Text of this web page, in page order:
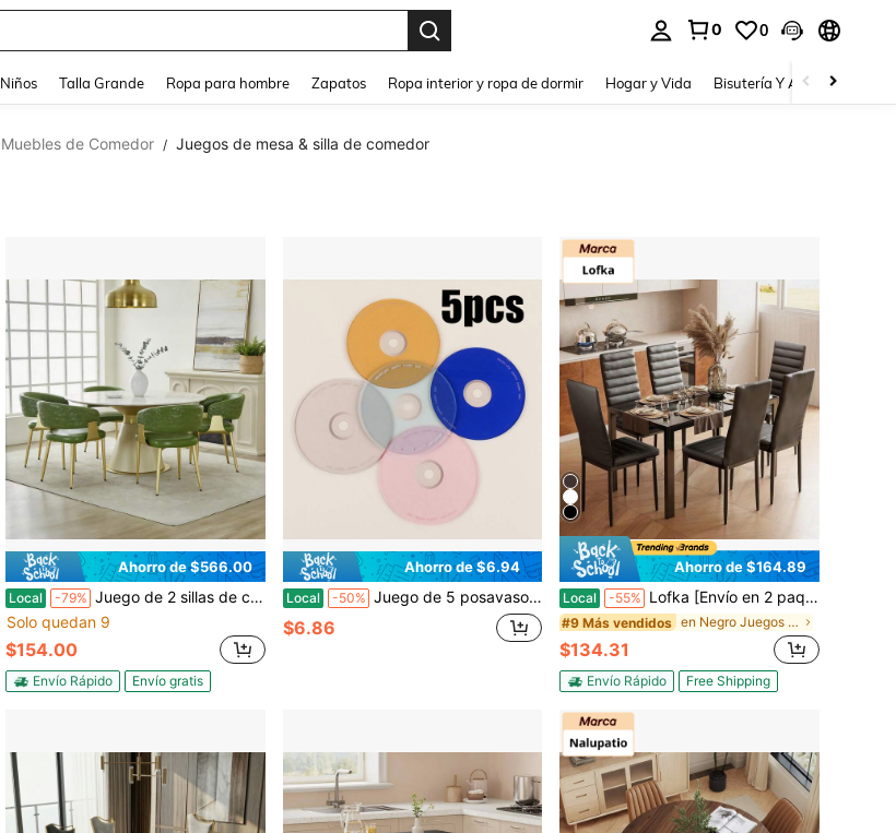
0 0
Niños Talla Grande Ropa para hombre Zapatos Ropa interior y ropa de dormir Hogar y Vida Bisutería Y Accesorios
Muebles de Comedor / Juegos de mesa & silla de comedor
Ahorro de $566.00
Local -79% Juego de 2 sillas de comedor modernas Atoll con asiento tapizado en cuero sintético PU y respaldo curvo, patas de metal, silla de cocina de estilo de mediados de siglo para comedor, sala de estar u oficina.
Solo quedan 9
$154.00
Envío Rápido Envío gratis
Ahorro de $6.94
Local -50% Juego de 5 posavasos acrílicos de 3.74 pulgadas en color Morandi, forma de CD, antideslizante y resistente al calor, estilo INS, creativo para tazas y cuencos en el hogar
$6.86
Ahorro de $164.89
Local -55% Lofka [Envío en 2 paquetes]Juego de mesa de comedor para 4 personas, juego de mesa de comedor de vidrio de 5 piezas con sillas de comedor (sillas tapizadas en PU) y estructura de acero metálico, mesa de comedor y sillas de comedor modernas para comedor, hogar, sala de estar.
#9 Más vendidos en Negro Juegos de mesa y sillas de comedor
$134.31
Envío Rápido Free Shipping